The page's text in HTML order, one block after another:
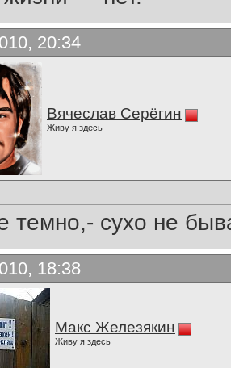
20:34
Вячеслав Серёгин
Живу я здесь
темно,- сухо не
18:38
Макс Железякин
Живу я здесь